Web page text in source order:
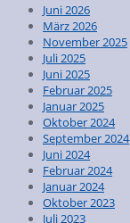
Juni 2026
März 2026
November 2025
Juli 2025
Juni 2025
Februar 2025
Januar 2025
Oktober 2024
September 2024
Juni 2024
Februar 2024
Januar 2024
Oktober 2023
Juli 2023